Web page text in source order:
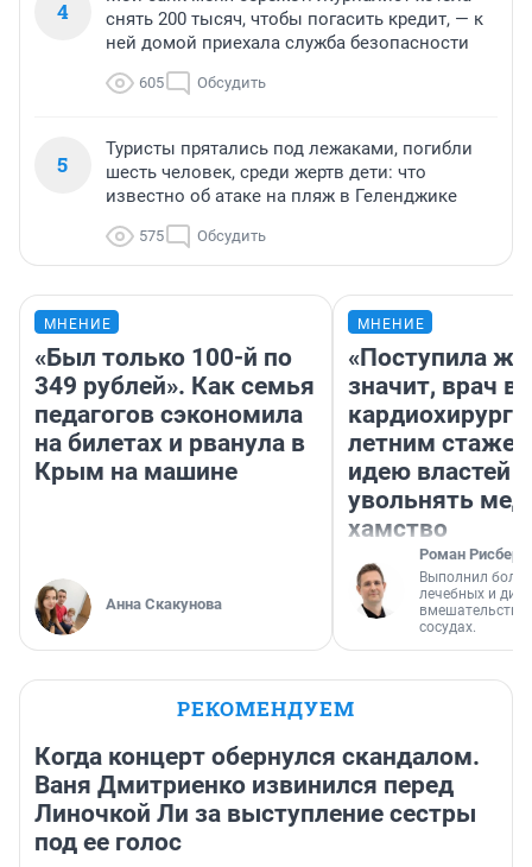
4
снять 200 тысяч, чтобы погасить кредит, — к
ней домой приехала служба безопасности
605 Обсудить
5
Туристы прятались под лежаками, погибли
шесть человек, среди жертв дети: что
известно об атаке на пляж в Геленджике
575 Обсудить
МНЕНИЕ
«Был только 100-й по
349 рублей». Как семья
педагогов сэкономила
на билетах и рванула в
Крым на машине
Анна Скакунова
МНЕНИЕ
«Поступила
значит, врач
кардиохирург
летним
идею властей
увольнять
хамство
Роман Рисберг
Выполнил
лечебных и
вмешательств
сосудах.
РЕКОМЕНДУЕМ
Когда концерт обернулся скандалом.
Ваня Дмитриенко извинился перед
Линочкой Ли за выступление сестры
под ее голос